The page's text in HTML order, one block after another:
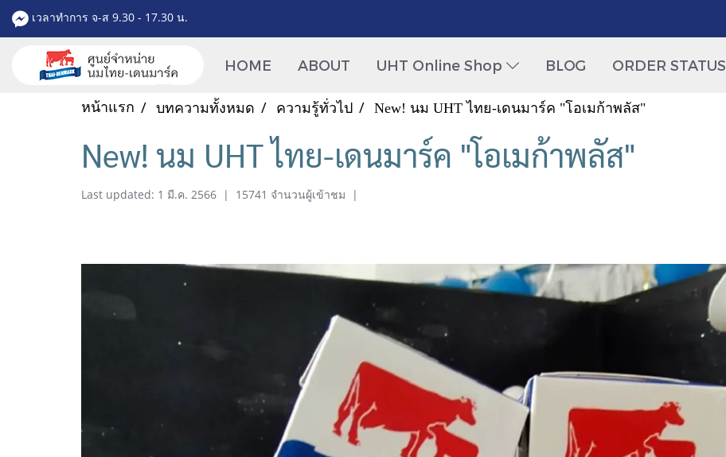
เวลาทำการ จ-ส 9.30 - 17.30 น.
HOME ABOUT UHT Online Shop BLOG ORDER STATUS
หน้าแรก บทความทั้งหมด ความรู้ทั่วไป New! นม UHT ไทย-เดนมาร์ค "โอเมก้าพลัส"
New! นม UHT ไทย-เดนมาร์ค "โอเมก้าพลัส"
Last updated: 1 มี.ค. 2566 | 15741 จำนวนผู้เข้าชม |